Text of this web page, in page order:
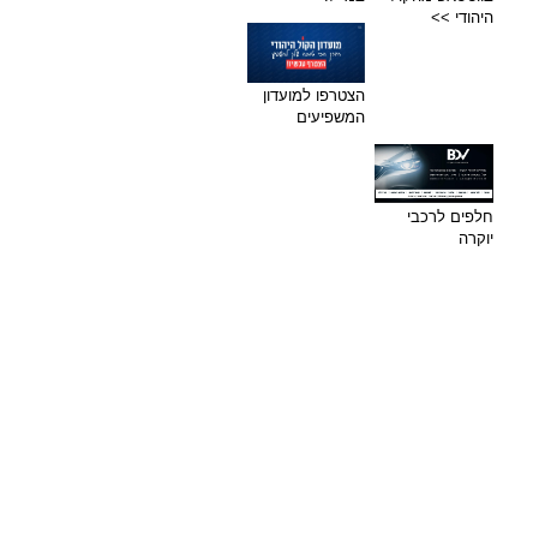
היהודי >>
הצטרפו למועדון
המשפיעים
חלפים לרכבי
יוקרה